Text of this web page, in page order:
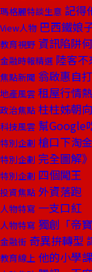
瑪格麗特談生意 記得
View人物 巴西鐵娘
教育視野 資訊陷阱
金融時報精選 陸客
焦點新聞 翁啟惠自
地產風雲 租屋行情
政治焦點 柱柱姊朝
科技風雲 幫Google
特別企劃 槍口下淘
特別企劃 完全圖解
特別企劃 四個闖王
投資焦點 外資落跑
人物特寫 一支口紅
人物特寫 獨創「帝
金融街 奇異拚轉型
教育線上 他的小學